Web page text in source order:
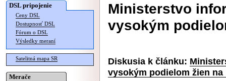
DSL pripojenie
Ceny DSL
Dostupnosť DSL
Fórum o DSL
Výsledky meraní
Satelitná mapa SR
Merače
Ministerstvo
vysokým
Diskusia k článku:
vysokým podielom žien na